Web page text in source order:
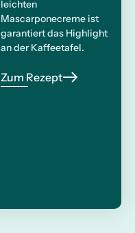
leichten
Mascarponecreme ist
garantiert das Highlight
an der Kaffeetafel.
Zum Rezept